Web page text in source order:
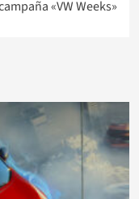
«VW Weeks»